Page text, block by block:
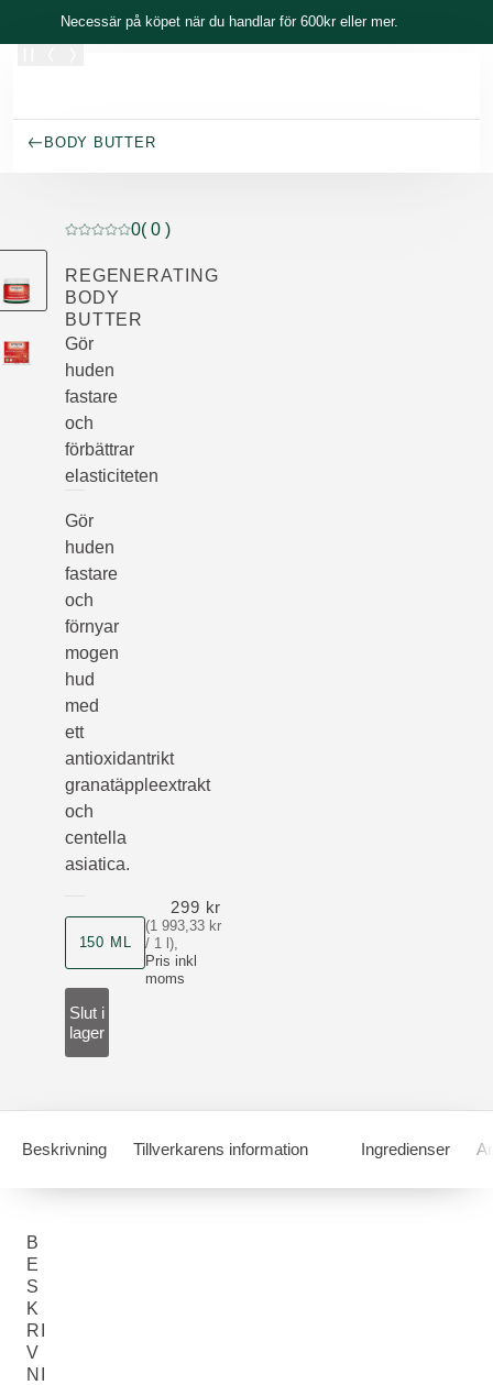
Necessär på köpet när du handlar för 600kr eller mer.
BODY BUTTER
Nuvarande betyg: 0 av 5 stjärnor Betygsatt av 0 kunder
0( 0 )
REGENERATING
BODY
BUTTER
Gör
huden
fastare
och
förbättrar
elasticiteten
Gör
huden
fastare
och
förnyar
mogen
hud
med
ett
antioxidantrikt
granatäppleextrakt
och
centella
asiatica.
150 ML
(1 993,33 kr
/ 1 l),
Pris inkl
moms
299 kr
Slut i
lager
Beskrivning Tillverkarens information Ingredienser
B
E
S
K
RI
V
NI